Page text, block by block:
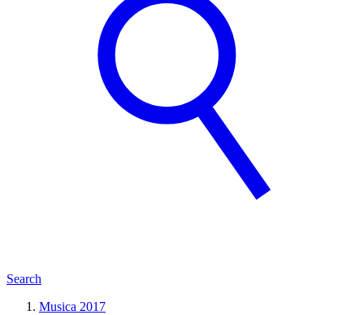
Search
Musica 2017